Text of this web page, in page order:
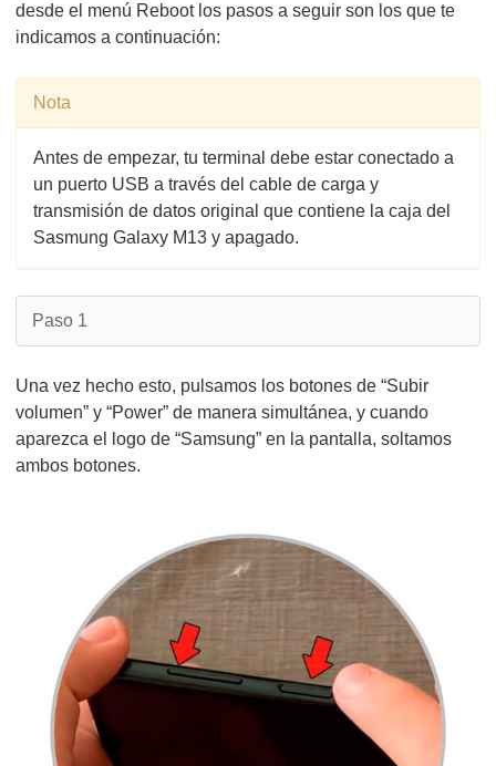
desde el menú Reboot los pasos a seguir son los que te
indicamos a continuación:
Nota
Antes de empezar, tu terminal debe estar conectado a
un puerto USB a través del cable de carga y
transmisión de datos original que contiene la caja del
Sasmung Galaxy M13 y apagado.
Paso 1
Una vez hecho esto, pulsamos los botones de “Subir
volumen” y “Power” de manera simultánea, y cuando
aparezca el logo de “Samsung” en la pantalla, soltamos
ambos botones.